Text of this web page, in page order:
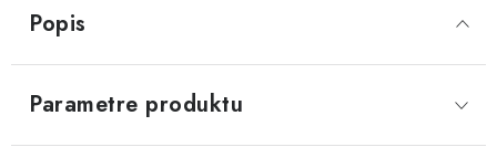
Popis
Parametre produktu